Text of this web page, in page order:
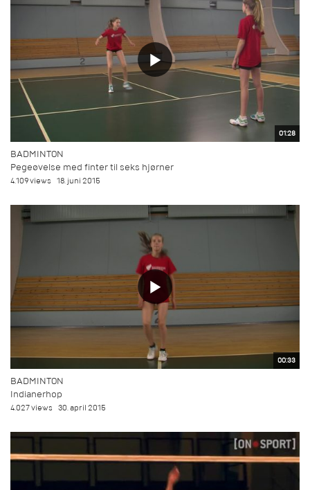
01:28
BADMINTON
Pegeøvelse med finter til seks hjørner
4.109 views 18. juni 2015
00:33
BADMINTON
Indianerhop
4.027 views 30. april 2015